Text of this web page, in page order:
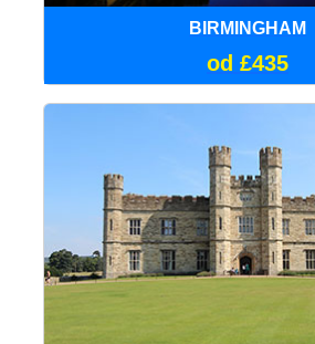
BIRMINGHAM
od £435